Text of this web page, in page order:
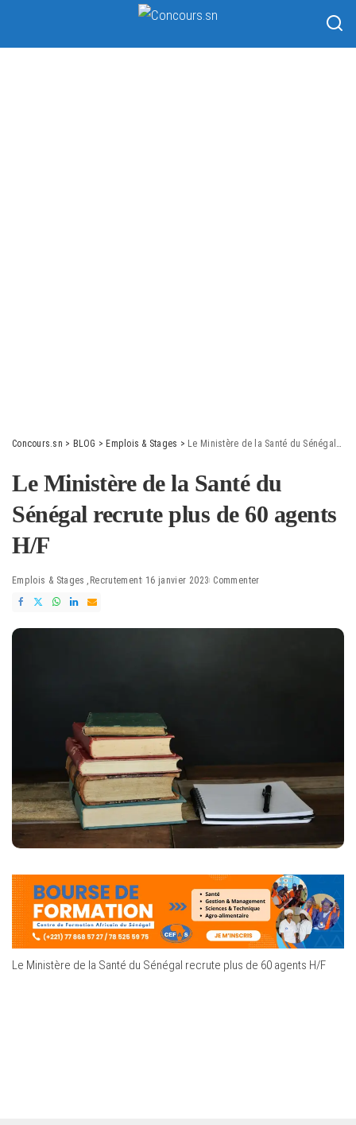
Concours.sn > BLOG > Emplois & Stages > Le Ministère de la Santé du Sénégal recrute plus de 60 agents H/F
Le Ministère de la Santé du
Sénégal recrute plus de 60 agents
H/F
Emplois & Stages Recrutement 16 janvier 2023 Commenter
Le Ministère de la Santé du Sénégal recrute plus de 60 agents H/F